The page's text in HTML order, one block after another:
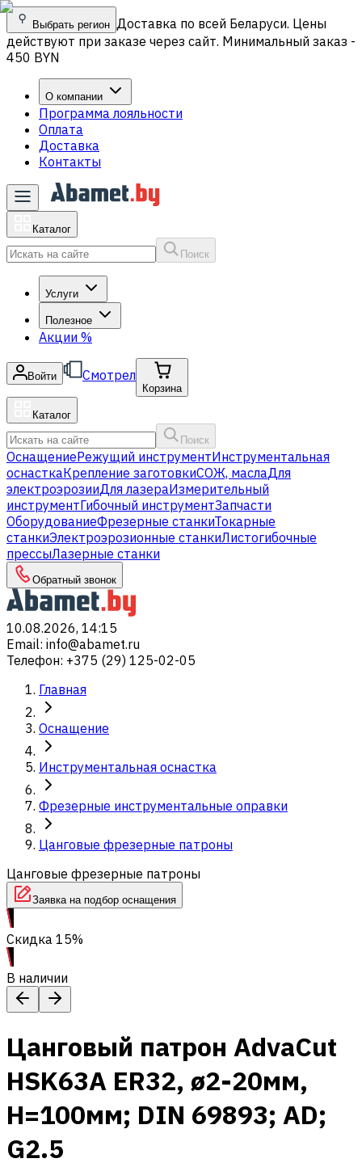
Выбрать регион Доставка по всей Беларуси. Цены
действуют при заказе через сайт. Минимальный заказ -
450 BYN
О компании
Программа лояльности
Оплата
Доставка
Контакты
Каталог
Поиск
Услуги
Полезное
Акции %
Войти Смотрел
Корзина
Каталог
Поиск
ОснащениеРежущий инструментИнструментальная
оснасткаКрепление заготовкиСОЖ, маслаДля
электроэрозииДля лазераИзмерительный
инструментГибочный инструментЗапчасти
ОборудованиеФрезерные станкиТокарные
станкиЭлектроэрозионные станкиЛистогибочные
прессыЛазерные станки
Обратный звонок
10.08.2026, 14:15
Email: info@abamet.ru
Телефон: +375 (29) 125-02-05
Главная
Оснащение
Инструментальная оснастка
Фрезерные инструментальные оправки
Цанговые фрезерные патроны
Цанговые фрезерные патроны
Заявка на подбор оснащения
Скидка 15%
В наличии
Цанговый патрон AdvaCut
HSK63A ER32, ø2-20мм,
H=100мм; DIN 69893; AD;
G2.5